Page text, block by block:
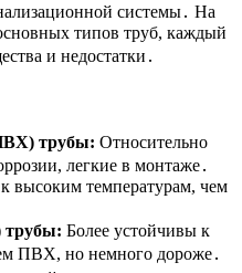
системы․ На
типов труб, каждый
и недостатки․
трубы: Относительно
легкие в монтаже․
высоким температурам, чем
трубы: Более устойчивы к
ПВХ, но немного дороже․